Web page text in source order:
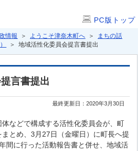
PC版トップ
情報 ＞ ようこそ津奈木町へ ＞
まちの話
＞ 地域活性化委員会提言書提出
言書提出
最終更新日：2020年3月30日
などで構成する活性化委員会が、町
とめ、3月27日（金曜日）に町長へ提
間に行った活動報告書と併せ、地域活